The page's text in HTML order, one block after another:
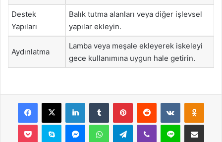
Destek
Yapıları
Balık tutma alanları veya diğer işlevsel
yapılar ekleyin.
Aydınlatma
Lamba veya meşale ekleyerek iskeleyi
gece kullanımına uygun hale getirin.
Facebook
X LinkedInTumblr PinterestReddit VKontakte
Pocket Skype MessengerWhatsAppTelegramViber Line E-Posta ile